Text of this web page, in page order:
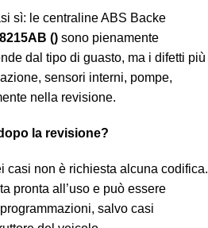
sì: le centraline ABS Backe
() sono pienamente
dal tipo di guasto, ma i difetti più
sensori interni, pompe,
nella revisione.
la revisione?
casi non è richiesta alcuna codifica.
pronta all’uso e può essere
salvo casi